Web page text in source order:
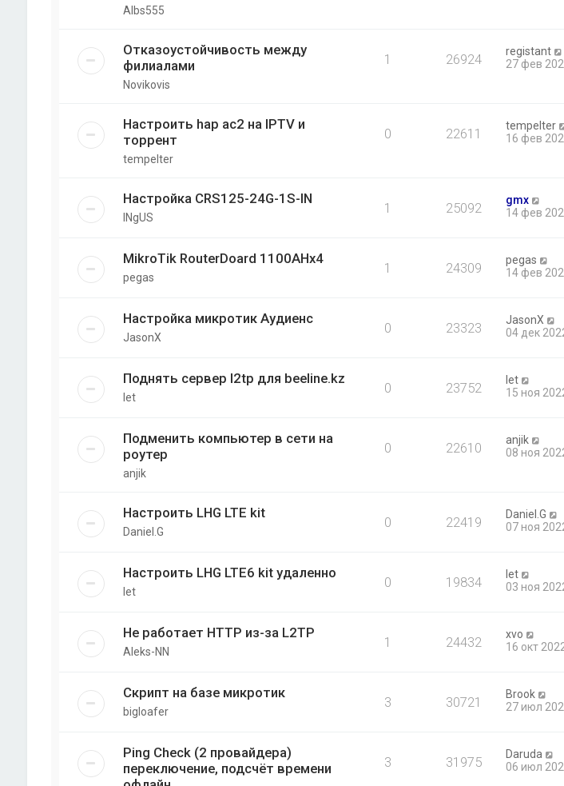
Albs555
Отказоустойчивость между
филиалами
Novikovis
1 26924
registant
27 фев
Настроить hap ac2 на IPTV и
торрент
tempelter
0 22611
tempelter
16 фев
Настройка CRS125-24G-1S-IN
INgUS
1 25092
gmx
14 фев
MikroTik RouterDoard 1100AHx4
pegas
1 24309
pegas
14 фев
Настройка микротик Аудиенс
JasonX
0 23323
JasonX
04 дек
Поднять сервер l2tp для beeline.kz
let
0 23752
let
15 ноя
Подменить компьютер в сети на
роутер
anjik
0 22610
anjik
08 ноя
Настроить LHG LTE kit
Daniel.G
0 22419
Daniel.G
07 ноя
Настроить LHG LTE6 kit удаленно
let
0 19834
let
03 ноя
Не работает HTTP из-за L2TP
Aleks-NN
1 24432
xvo
16 окт
Скрипт на базе микротик
bigloafer
3 30721
Brook
27 июл
Ping Check (2 провайдера)
переключение, подсчёт времени
3 31975
Daruda
06 июл